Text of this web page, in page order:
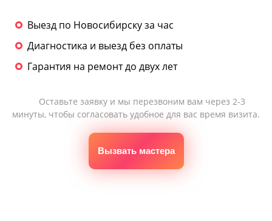
Выезд по Новосибирску за час
Диагностика и выезд без оплаты
Гарантия на ремонт до двух лет
Оставьте заявку и мы перезвоним вам через 2-3
минуты, чтобы согласовать удобное для вас время визита.
Вызвать мастера